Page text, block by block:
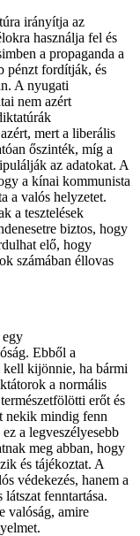
irányítja az
használja fel és
a propaganda a
pénzt fordítják, és
A nyugati
nem azért
mert a liberális
őszinték, míg a
az adatokat. A
a kínai kommunista
a valós helyzetet.
a tesztelések
biztos, hogy
elő, hogy
számában éllovas
egy
Ebből a
kijönnie, ha bármi
a normális
erőt és
nekik mindig fenn
a legveszélyesebb
meg abban, hogy
és tájékoztat. A
védekezés, hanem a
fenntartása.
valóság, amire